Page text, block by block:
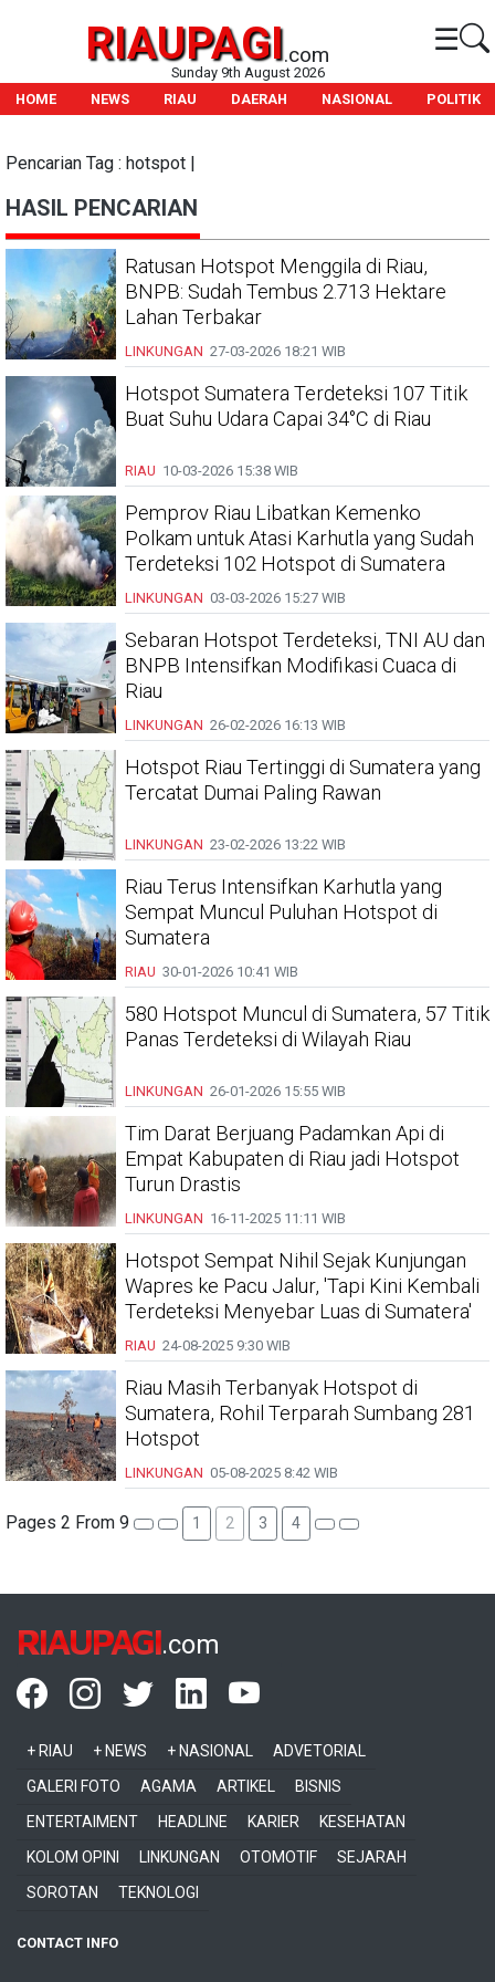
RIAUPAGI.com ☰
Sunday 9th August 2026
HOME
NEWS RIAU DAERAH NASIONAL POLITIK
Pencarian Tag : hotspot |
HASIL PENCARIAN
Ratusan Hotspot Menggila di Riau,
BNPB: Sudah Tembus 2.713 Hektare
Lahan Terbakar
LINKUNGAN 27-03-2026 18:21 WIB
Hotspot Sumatera Terdeteksi 107 Titik
Buat Suhu Udara Capai 34°C di Riau
RIAU 10-03-2026 15:38 WIB
Pemprov Riau Libatkan Kemenko
Polkam untuk Atasi Karhutla yang Sudah
Terdeteksi 102 Hotspot di Sumatera
LINKUNGAN 03-03-2026 15:27 WIB
Sebaran Hotspot Terdeteksi, TNI AU dan
BNPB Intensifkan Modifikasi Cuaca di
Riau
LINKUNGAN 26-02-2026 16:13 WIB
Hotspot Riau Tertinggi di Sumatera yang
Tercatat Dumai Paling Rawan
LINKUNGAN 23-02-2026 13:22 WIB
Riau Terus Intensifkan Karhutla yang
Sempat Muncul Puluhan Hotspot di
Sumatera
RIAU 30-01-2026 10:41 WIB
580 Hotspot Muncul di Sumatera, 57 Titik
Panas Terdeteksi di Wilayah Riau
LINKUNGAN 26-01-2026 15:55 WIB
Tim Darat Berjuang Padamkan Api di
Empat Kabupaten di Riau jadi Hotspot
Turun Drastis
LINKUNGAN 16-11-2025 11:11 WIB
Hotspot Sempat Nihil Sejak Kunjungan
Wapres ke Pacu Jalur, 'Tapi Kini Kembali
Terdeteksi Menyebar Luas di Sumatera'
RIAU 24-08-2025 9:30 WIB
Riau Masih Terbanyak Hotspot di
Sumatera, Rohil Terparah Sumbang 281
Hotspot
LINKUNGAN 05-08-2025 8:42 WIB
Pages 2 From 9 1 2 3 4
RIAUPAGI.com
+ RIAU + NEWS + NASIONAL
ADVETORIAL
GALERI FOTO
AGAMA ARTIKEL
BISNIS
ENTERTAIMENT
HEADLINE KARIER
KESEHATAN
KOLOM OPINI
LINKUNGAN OTOMOTIF
SEJARAH
SOROTAN
TEKNOLOGI
CONTACT INFO